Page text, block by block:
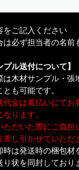
をご記入ください
は必ず担当者の名前
プル送付について】
は木材サンプル・張
も可能です。
金は着払いにてお
ります。
ただいた際にご負担
し引かせていただ
時は発送時の梱包材
り状を同封しており